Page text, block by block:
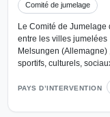
Comité de jumelage
Le Comité de
entre les villes
Melsungen
sportifs, culturels,
PAYS D’INTERVENTION